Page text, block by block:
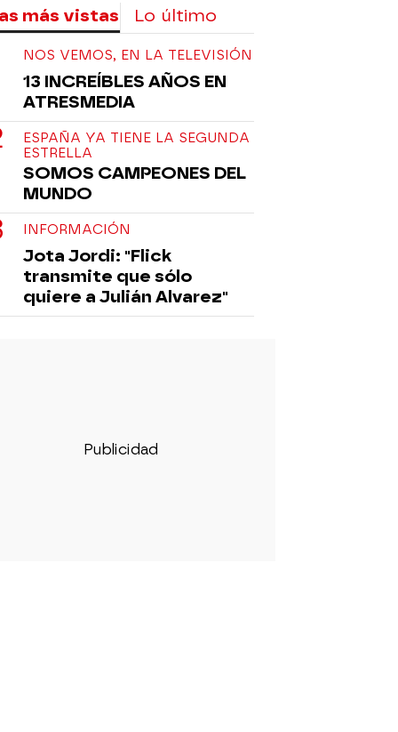
más vistas Lo último
NOS VEMOS, EN LA TELEVISIÓN
13 INCREÍBLES AÑOS EN
ATRESMEDIA
ESPAÑA YA TIENE LA SEGUNDA
ESTRELLA
SOMOS CAMPEONES DEL
MUNDO
INFORMACIÓN
Jota Jordi: "Flick
transmite que sólo
quiere a Julián Alvarez"